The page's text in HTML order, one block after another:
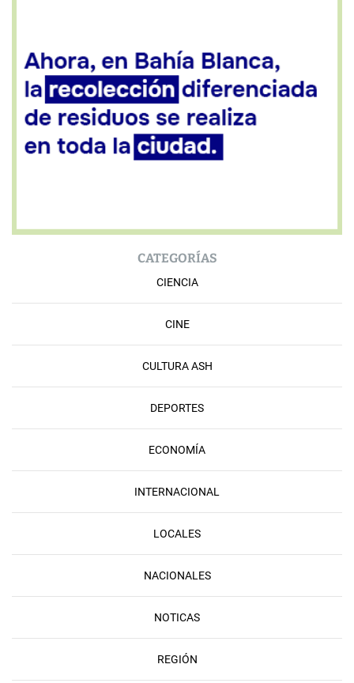
CATEGORÍAS
CIENCIA
CINE
CULTURA ASH
DEPORTES
ECONOMÍA
INTERNACIONAL
LOCALES
NACIONALES
NOTICAS
REGIÓN